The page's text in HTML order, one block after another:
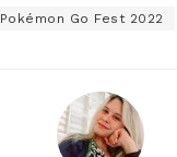
Pokémon Go Fest 2022